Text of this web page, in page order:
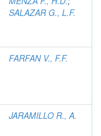
SALAZAR G., L.F.
FARFAN V., F.F.
JARAMILLO R., A.